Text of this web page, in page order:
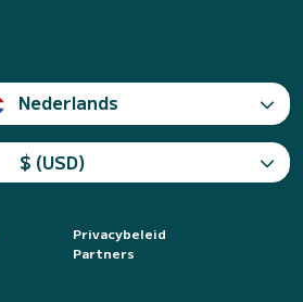
Nederlands
$ (USD)
Privacybeleid
Partners